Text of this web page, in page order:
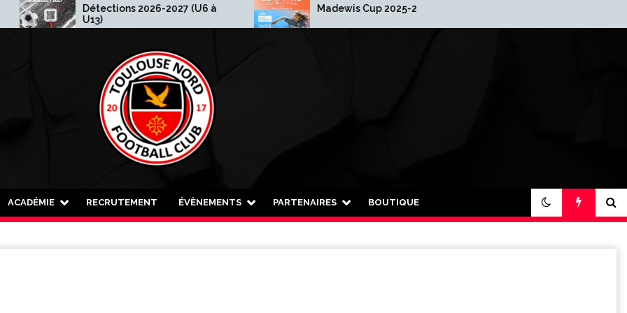
Détections 2026-2027 (U6 à
U13)
Madewis Cup 2025-2026
ACADÉMIE RECRUTEMENT ÉVÈNEMENTS PARTENAIRES BOUTIQUE